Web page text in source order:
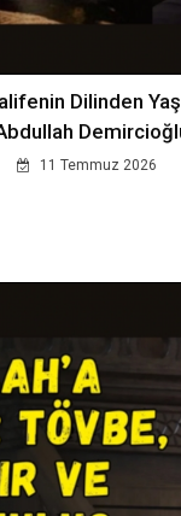
Dilinden
11 Temmuz 2026